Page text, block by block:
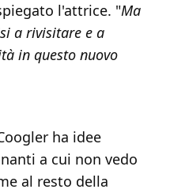
l'attrice. "Ma
a rivisitare e a
in questo nuovo
ha idee
a cui non vedo
al resto della